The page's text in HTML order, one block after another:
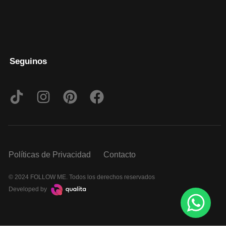
Seguinos
Políticas de Privacidad Contacto
© 2024 FOLLOW ME. Todos los derechos reservados
Developed by